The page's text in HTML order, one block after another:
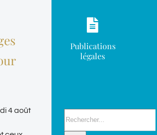
4 août
Publications
légales